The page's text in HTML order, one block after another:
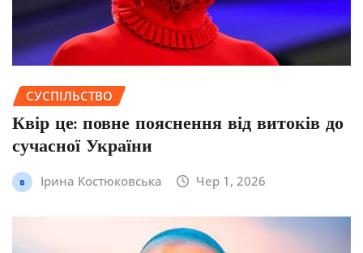
СУСПІЛЬСТВО
Квір це: повне пояснення від витоків до
сучасної України
Ірина Костюковська Чер 1, 2026